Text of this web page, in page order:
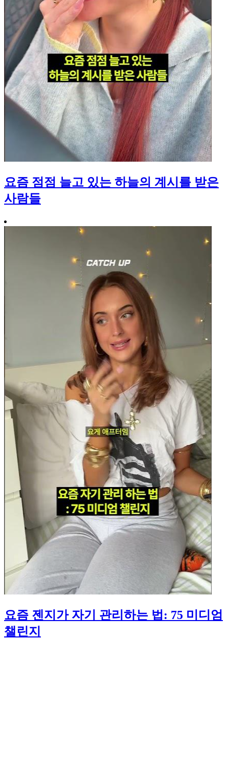
요즘 점점 늘고 있는 하늘의 계시를 받은
사람들
요즘 젠지가 자기 관리하는 법: 75 미디엄
챌린지